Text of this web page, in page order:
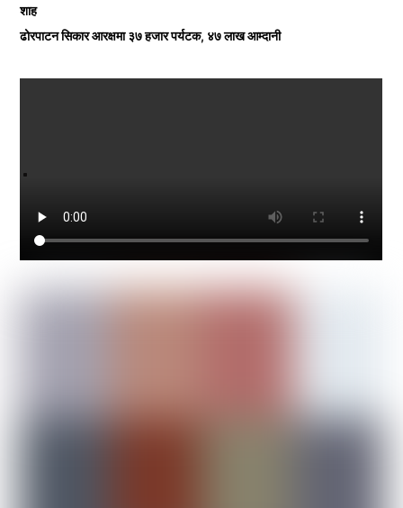
शाह
ढोरपाटन सिकार आरक्षमा ३७ हजार पर्यटक, ४७ लाख आम्दानी